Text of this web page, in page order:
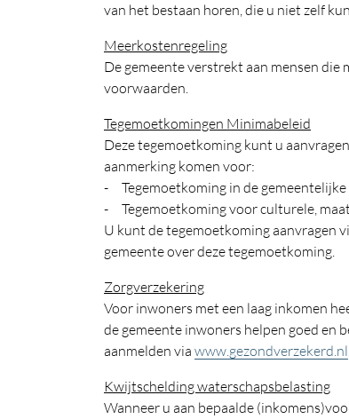
van het bestaan horen, die u niet zelf
Meerkostenregeling
De gemeente verstrekt aan mensen
voorwaarden.
Tegemoetkomingen Minimabeleid
Deze tegemoetkoming kunt u
aanmerking komen voor:
- Tegemoetkoming in de
- Tegemoetkoming voor culturele,
U kunt de tegemoetkoming aanvragen
gemeente over deze tegemoetkoming.
Zorgverzekering
Voor inwoners met een laag inkomen
de gemeente inwoners helpen goed en
aanmelden via www.gezondverzekerd.nl
Kwijtschelding waterschapsbelasting
Wanneer u aan bepaalde